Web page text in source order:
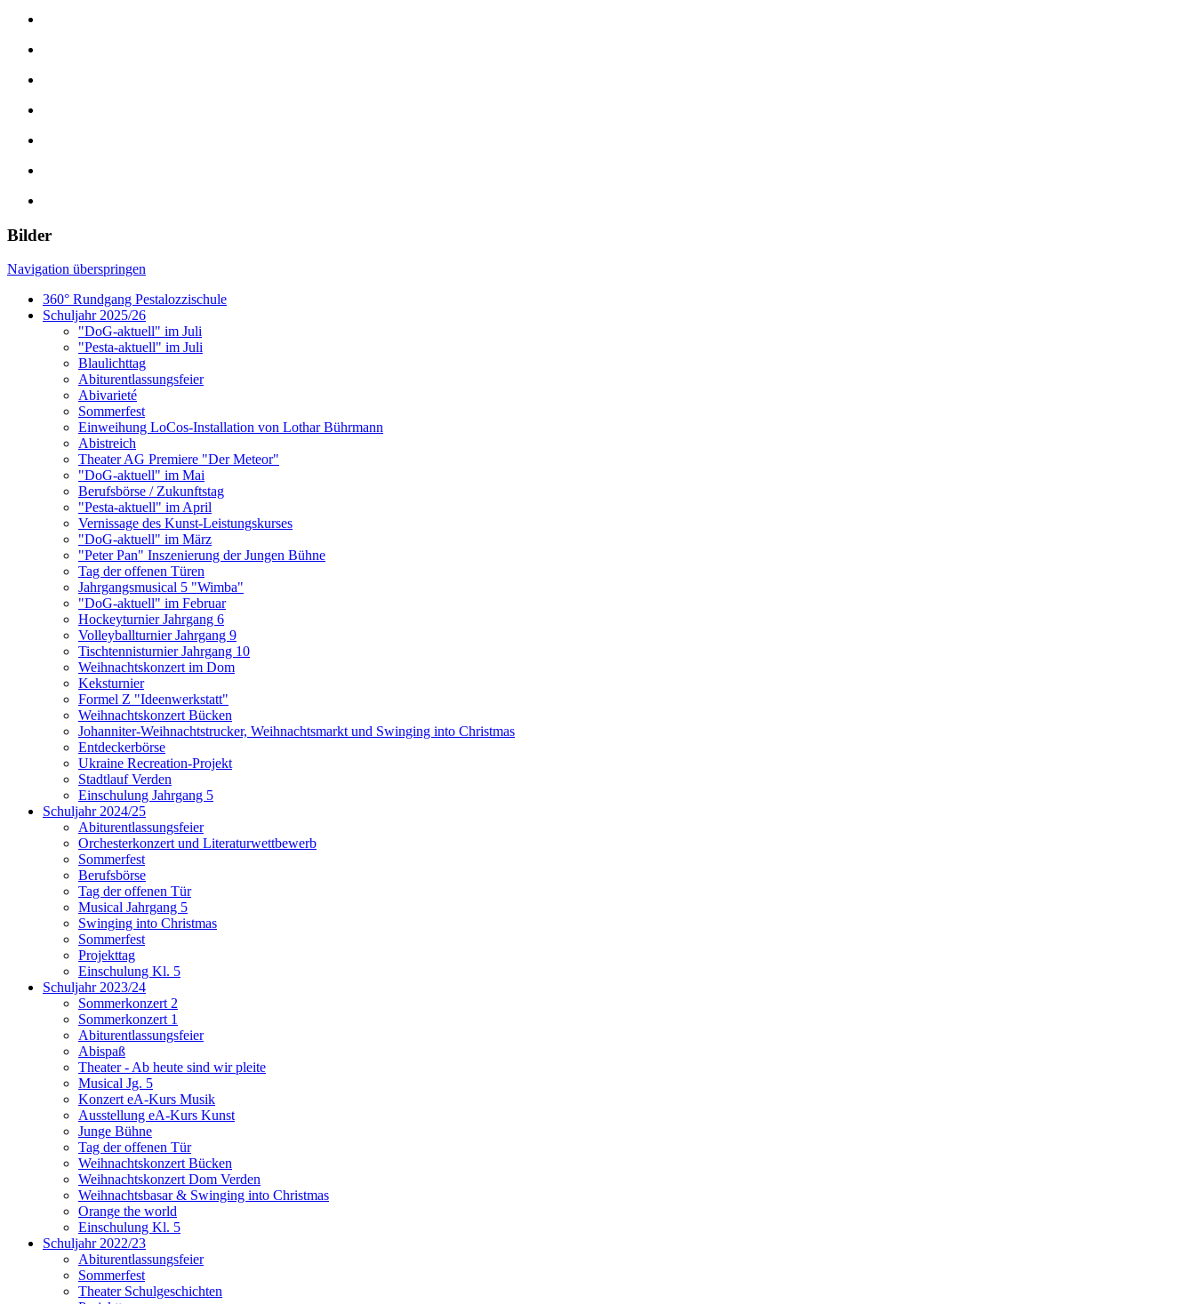
Bilder
Navigation überspringen
360° Rundgang Pestalozzischule
Schuljahr 2025/26
"DoG-aktuell" im Juli
"Pesta-aktuell" im Juli
Blaulichttag
Abiturentlassungsfeier
Abivarieté
Sommerfest
Einweihung LoCos-Installation von Lothar Bührmann
Abistreich
Theater AG Premiere "Der Meteor"
"DoG-aktuell" im Mai
Berufsbörse / Zukunftstag
"Pesta-aktuell" im April
Vernissage des Kunst-Leistungskurses
"DoG-aktuell" im März
"Peter Pan" Inszenierung der Jungen Bühne
Tag der offenen Türen
Jahrgangsmusical 5 "Wimba"
"DoG-aktuell" im Februar
Hockeyturnier Jahrgang 6
Volleyballturnier Jahrgang 9
Tischtennisturnier Jahrgang 10
Weihnachtskonzert im Dom
Keksturnier
Formel Z "Ideenwerkstatt"
Weihnachtskonzert Bücken
Johanniter-Weihnachtstrucker, Weihnachtsmarkt und Swinging into Christmas
Entdeckerbörse
Ukraine Recreation-Projekt
Stadtlauf Verden
Einschulung Jahrgang 5
Schuljahr 2024/25
Abiturentlassungsfeier
Orchesterkonzert und Literaturwettbewerb
Sommerfest
Berufsbörse
Tag der offenen Tür
Musical Jahrgang 5
Swinging into Christmas
Sommerfest
Projekttag
Einschulung Kl. 5
Schuljahr 2023/24
Sommerkonzert 2
Sommerkonzert 1
Abiturentlassungsfeier
Abispaß
Theater - Ab heute sind wir pleite
Musical Jg. 5
Konzert eA-Kurs Musik
Ausstellung eA-Kurs Kunst
Junge Bühne
Tag der offenen Tür
Weihnachtskonzert Bücken
Weihnachtskonzert Dom Verden
Weihnachtsbasar & Swinging into Christmas
Orange the world
Einschulung Kl. 5
Schuljahr 2022/23
Abiturentlassungsfeier
Sommerfest
Theater Schulgeschichten